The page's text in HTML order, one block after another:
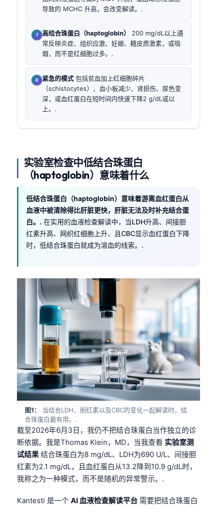
导致的 MCHC 升高，会改变解读。.
高结合珠蛋白（haptoglobin）
200 mg/dL以上通
常反映炎症、组织应激、妊娠、糖皮质激素，或吸
烟，而不是红细胞过多。.
紧急的模式 包括贫血加上红细胞碎片
（schistocytes）、血小板减少、肾损伤、尿色变
深，或血红蛋白在短时间内快速下降2 g/dL或以
上。.
实验室检查中低结合珠蛋白
（haptoglobin）意味着什么
低结合珠蛋白（haptoglobin）意味着游离血红蛋白从
血液中被清除得比肝脏更快，肝脏无法及时补充结合蛋
白。. 在实用的血液检查解读中，当LDH升高、间接胆
红素升高、网织红细胞上升、且CBC显示血红蛋白下降
时，低结合珠蛋白就成为溶血的线索。.
图1：
当结合LDH、胆红素以及CBC的变化一起解读时，结
合珠蛋白最有用。.
截至2026年6月3日，我仍不把结合珠蛋白当作独立的诊
断依据。我是Thomas Klein，MD，当我查看 实验室测
试结果 结合珠蛋白为8 mg/dL、LDH为690 U/L、间接胆
红素为2.1 mg/dL，且血红蛋白从13.2降到10.9 g/dL时，
我称之为一种模式，而不是随机的异常警示。.
Kantesti 是一个 AI 血液检查解读平台 需要把结合珠蛋白